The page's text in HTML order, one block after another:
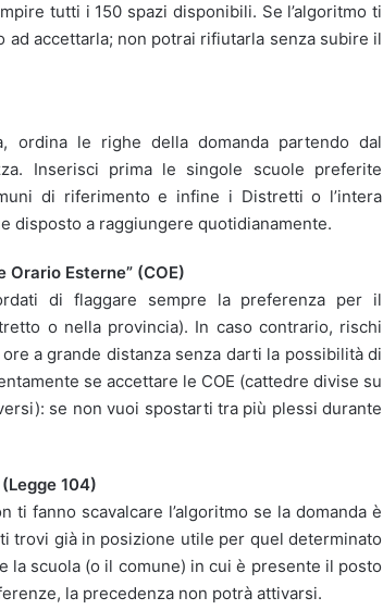
tutti i 150 spazi disponibili. Se l’algoritmo ti
ad accettarla; non potrai rifiutarla senza subire il
ordina le righe della domanda partendo dal
Inserisci prima le singole scuole preferite
di riferimento e infine i Distretti o l’intera
disposto a raggiungere quotidianamente.
Orario Esterne” (COE)
di flaggare sempre la preferenza per il
o nella provincia). In caso contrario, rischi
a grande distanza senza darti la possibilità di
se accettare le COE (cattedre divise su
se non vuoi spostarti tra più plessi durante
104)
fanno scavalcare l’algoritmo se la domanda è
trovi già in posizione utile per quel determinato
scuola (o il comune) in cui è presente il posto
la precedenza non potrà attivarsi.